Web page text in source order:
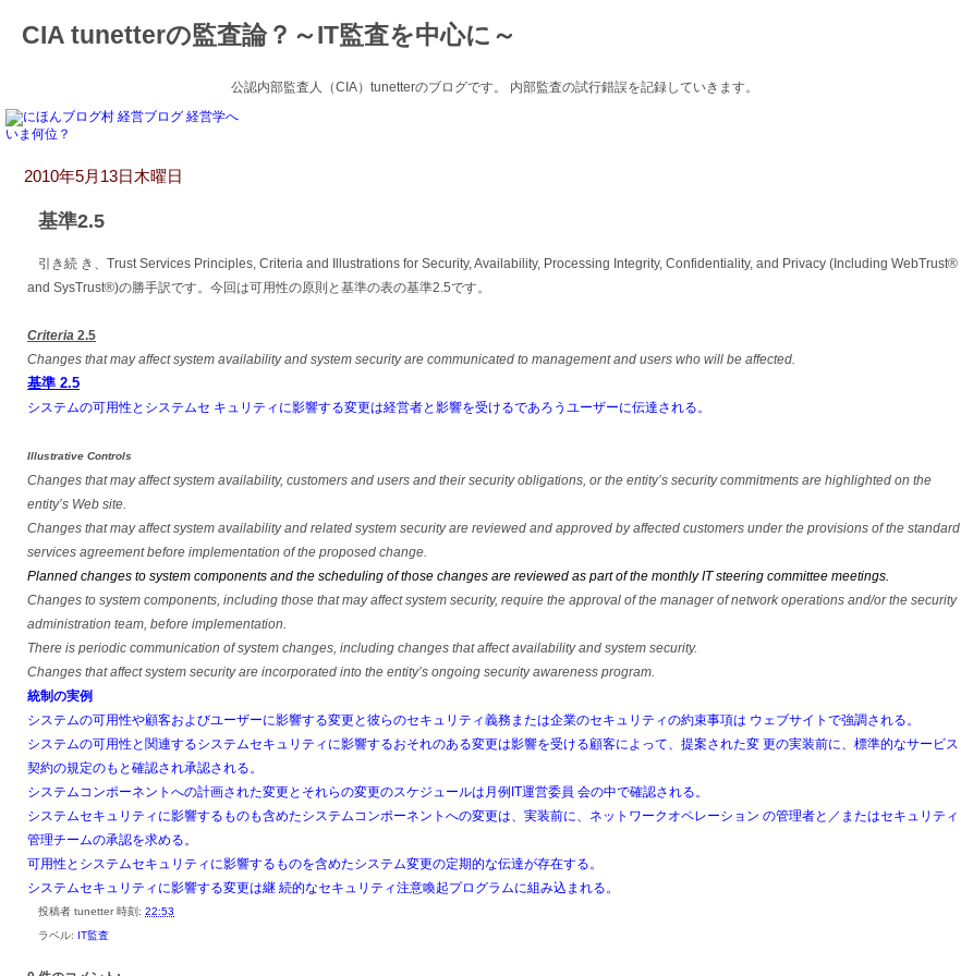
CIA tunetterの監査論？～IT監査を中心に～
公認内部監査人（CIA）tunetterのブログです。 内部監査の試行錯誤を記録していきます。
いま何位？
2010年5月13日木曜日
基準2.5
引き続 き、Trust Services Principles, Criteria and Illustrations for Security, Availability, Processing Integrity, Confidentiality, and Privacy (Including WebTrust®
and SysTrust®)の勝手訳です。今回は可用性の原則と基準の表の基準2.5です。
Criteria 2.5
Changes that may affect system availability and system security are communicated to management and users who will be affected.
基準 2.5
システムの可用性とシステムセ キュリティに影響する変更は経営者と影響を受けるであろうユーザーに伝達される。
Illustrative Controls
Changes that may affect system availability, customers and users and their security obligations, or the entity’s security commitments are highlighted on the
entity’s Web site.
Changes that may affect system availability and related system security are reviewed and approved by affected customers under the provisions of the standard
services agreement before implementation of the proposed change.
Planned changes to system components and the scheduling of those changes are reviewed as part of the monthly IT steering committee meetings.
Changes to system components, including those that may affect system security, require the approval of the manager of network operations and/or the security
administration team, before implementation.
There is periodic communication of system changes, including changes that affect availability and system security.
Changes that affect system security are incorporated into the entity’s ongoing security awareness program.
統制の実例
システムの可用性や顧客およびユーザーに影響する変更と彼らのセキュリティ義務または企業のセキュリティの約束事項は ウェブサイトで強調される。
システムの可用性と関連するシステムセキュリティに影響するおそれのある変更は影響を受ける顧客によって、提案された変 更の実装前に、標準的なサービス
契約の規定のもと確認され承認される。
システムコンポーネントへの計画された変更とそれらの変更のスケジュールは月例IT運営委員 会の中で確認される。
システムセキュリティに影響するものも含めたシステムコンポーネントへの変更は、実装前に、ネットワークオペレーション の管理者と／またはセキュリティ
管理チームの承認を求める。
可用性とシステムセキュリティに影響するものを含めたシステム変更の定期的な伝達が存在する。
システムセキュリティに影響する変更は継 続的なセキュリティ注意喚起プログラムに組み込まれる。
投稿者 tunetter 時刻: 22:53
ラベル: IT監査